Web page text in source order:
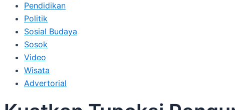
Pendidikan
Politik
Sosial Budaya
Sosok
Video
Wisata
Advertorial